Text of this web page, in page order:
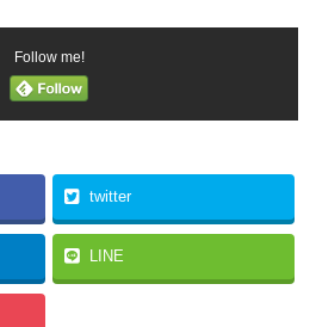
Follow me!
twitter
LINE